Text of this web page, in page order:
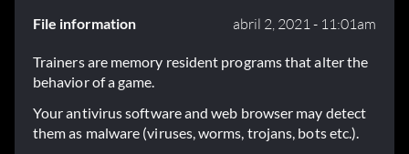
File information abril 2, 2021 - 11:01am
Trainers are memory resident programs that alter the
behavior of a game.
Your antivirus software and web browser may detect
them as malware (viruses, worms, trojans, bots etc.).